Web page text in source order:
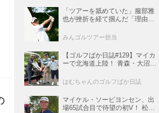
「ツアーを舐めていた」服部雅
也が挫折を経て掴んだ「理由あ
ー次世代スター列伝#45】
みんゴルツアー担当
【ゴルフばか日誌#129】マイカ
ーで北海道上陸！ 青森・大沼・
はむちゃんのゴルフばか日誌
マイケル・ソービヨンセン、出
場65試合目で待望の初V！ 松山